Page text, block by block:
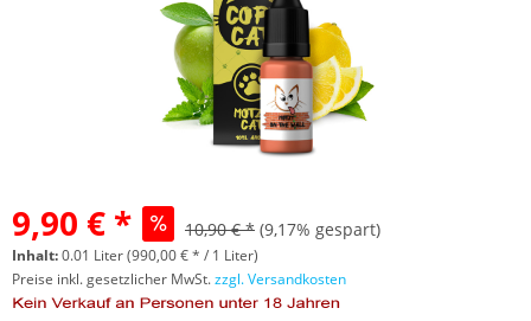
9,90 € * 10,90 € * (9,17% gespart)
Inhalt:0.01 Liter (990,00 € * / 1 Liter)
Preise inkl. gesetzlicher MwSt.zzgl. Versandkosten